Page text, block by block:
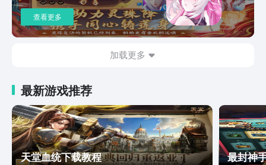
戏也会涉及到机关，解谜等等特色，而这里也会给玩家体
验到恰如其分的音效，所以整个游戏的代入感是比较强
的。玩家这时候选择体验游戏时，不仅仅要求有硬核的策
略性，并且还需要有深度的操作，这样才能够快速的通
下载渠道在哪里之外，也需要对整个游戏的背景特色，甚
至在玩法方面都要做详细的了解。
查看更多
加载更多
最新游戏推荐
天堂血统下载教程 最封神